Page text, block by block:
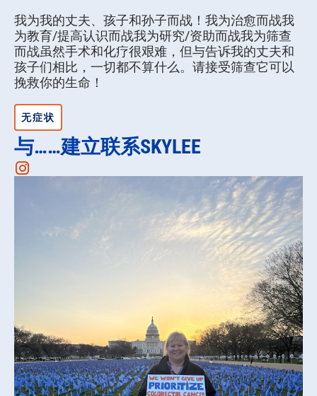
我为我的丈夫、孩子和孙子而战！我为治愈而战我
为教育/提高认识而战我为研究/资助而战我为筛查
而战虽然手术和化疗很艰难，但与告诉我的丈夫和
孩子们相比，一切都不算什么。请接受筛查它可以
挽救你的生命！
无症状
与……建立联系SKYLEE
Instagram